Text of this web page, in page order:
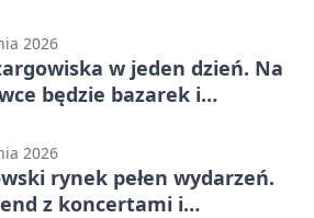
2026
w jeden dzień. Na
będzie bazarek i
2026
rynek pełen wydarzeń.
z koncertami i